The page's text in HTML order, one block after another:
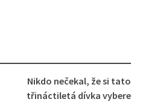
Nikdo nečekal, že si tato
třináctiletá dívka vybere